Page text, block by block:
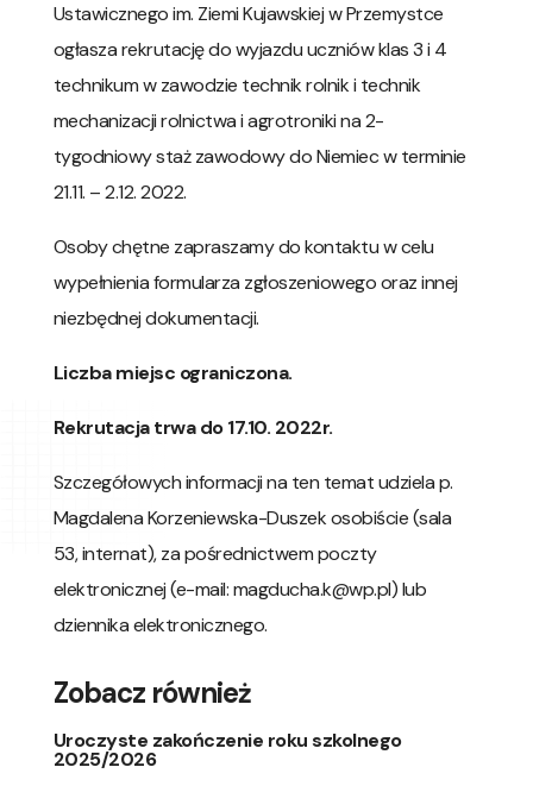
Ustawicznego im. Ziemi Kujawskiej w Przemystce
ogłasza rekrutację do wyjazdu uczniów klas 3 i 4
technikum w zawodzie technik rolnik i technik
mechanizacji rolnictwa i agrotroniki na 2-
tygodniowy staż zawodowy do Niemiec w terminie
21.11. – 2.12. 2022.
Osoby chętne zapraszamy do kontaktu w celu
wypełnienia formularza zgłoszeniowego oraz innej
niezbędnej dokumentacji.
Liczba miejsc ograniczona.
Rekrutacja trwa do 17.10. 2022r.
Szczegółowych informacji na ten temat udziela p.
Magdalena Korzeniewska-Duszek osobiście (sala
53, internat), za pośrednictwem poczty
elektronicznej (e-mail:magducha.k@wp.pl) lub
dziennika elektronicznego.
Zobacz również
Uroczyste zakończenie roku szkolnego
2025/2026